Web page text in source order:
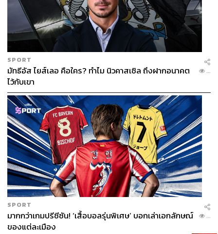
SPORT
มัทธีอัส ไยส์เลอ คือใคร? ทำไม นิวคาสเซิล ถึงฝากอนาคต
ไว้กับเขา
...
SPORT
มากกว่าเกมปรีซีซัน! ‘เสื้อบอลรุ่นพิเศษ’ บอกเล่าเอกลักษณ์
ของแต่ละเมือง
...